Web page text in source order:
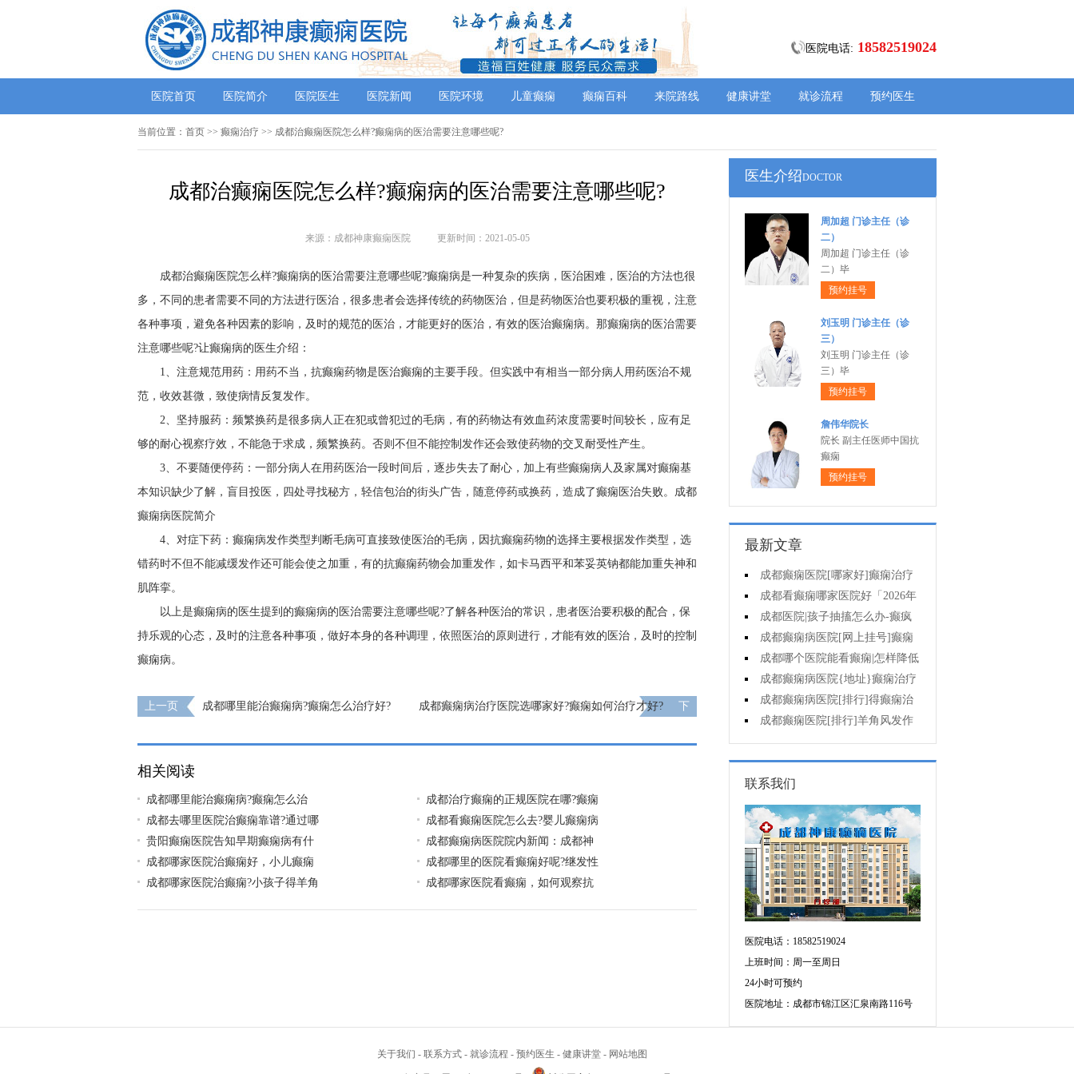
医院电话: 18582519024
医院首页 医院简介 医院医生 医院新闻 医院环境 儿童癫痫 癫痫百科 来院路线 健康讲堂 就诊流程 预约医生
当前位置： 首页 >> 癫痫治疗 >> 成都治癫痫医院怎么样?癫痫病的医治需要注意哪些呢?
成都治癫痫医院怎么样?癫痫病的医治需要注意哪些呢?
来源：成都神康癫痫医院 更新时间：2021-05-05
成都治癫痫医院怎么样?癫痫病的医治需要注意哪些呢?癫痫病是一种复杂的疾病，医治困难，医治的方法也很
多，不同的患者需要不同的方法进行医治，很多患者会选择传统的药物医治，但是药物医治也要积极的重视，注意
各种事项，避免各种因素的影响，及时的规范的医治，才能更好的医治，有效的医治癫痫病。那癫痫病的医治需要
注意哪些呢?让癫痫病的医生介绍：
1、注意规范用药：用药不当，抗癫痫药物是医治癫痫的主要手段。但实践中有相当一部分病人用药医治不规
范，收效甚微，致使病情反复发作。
2、坚持服药：频繁换药是很多病人正在犯或曾犯过的毛病，有的药物达有效血药浓度需要时间较长，应有足
够的耐心视察疗效，不能急于求成，频繁换药。否则不但不能控制发作还会致使药物的交叉耐受性产生。
3、不要随便停药：一部分病人在用药医治一段时间后，逐步失去了耐心，加上有些癫痫病人及家属对癫痫基
本知识缺少了解，盲目投医，四处寻找秘方，轻信包治的街头广告，随意停药或换药，造成了癫痫医治失败。 成都
癫痫病医院简介
4、对症下药：癫痫病发作类型判断毛病可直接致使医治的毛病，因抗癫痫药物的选择主要根据发作类型，选
错药时不但不能减缓发作还可能会使之加重，有的抗癫痫药物会加重发作，如卡马西平和苯妥英钠都能加重失神和
肌阵挛。
以上是癫痫病的医生提到的癫痫病的医治需要注意哪些呢?了解各种医治的常识，患者医治要积极的配合，保
持乐观的心态，及时的注意各种事项，做好本身的各种调理，依照医治的原则进行，才能有效的医治，及时的控制
癫痫病。
上一页 ​成都哪里能治癫痫病?癫痫怎么治疗好? ​成都癫痫病治疗医院选哪家好?癫痫如何治疗才好?
下
相关阅读
​成都哪里能治癫痫病?癫痫怎么治
成都治疗癫痫的正规医院在哪?癫痫
成都去哪里医院治癫痫靠谱?通过哪
成都看癫痫医院怎么去?婴儿癫痫病
贵阳癫痫医院告知早期癫痫病有什
成都癫痫病医院院内新闻：成都神
成都哪家医院治癫痫好，小儿癫痫
成都哪里的医院看癫痫好呢?继发性
成都哪家医院治癫痫?小孩子得羊角
成都哪家医院看癫痫，如何观察抗
医生介绍DOCTOR
周加超 门诊主任（诊
二）
周加超 门诊主任（诊
二）毕
预约挂号
刘玉明 门诊主任（诊
三）
刘玉明 门诊主任（诊
三）毕
预约挂号
詹伟华院长
院长 副主任医师中国抗
癫痫
预约挂号
最新文章
成都癫痫医院[哪家好]癫痫治疗
起来很困难吗?
成都看癫痫哪家医院好「2026年
度公布」为什么有癫痫的病人容易
猝死?
成都医院|孩子抽搐怎么办-癫疯
病病人反复发作的原因是什么?
成都癫痫病医院[网上挂号]癫痫
的治疗要注意什么?
成都哪个医院能看癫痫|怎样降低
癫痫遗传风险?
成都癫痫病医院{地址}癫痫治疗
中为什么还是犯病?
成都癫痫病医院[排行]得癫痫治
不好是为什么?
成都癫痫医院[排行]羊角风发作
有哪些危害?
联系我们
医院电话：18582519024
上班时间：周一至周日
24小时可预约
医院地址：成都市锦江区汇泉南路116号
关于我们 - 联系方式 - 就诊流程 - 预约医生 - 健康讲堂 - 网站地图